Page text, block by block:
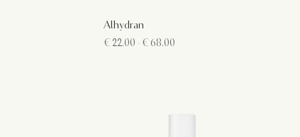
Alhydran
€ 22.00 - € 68.00